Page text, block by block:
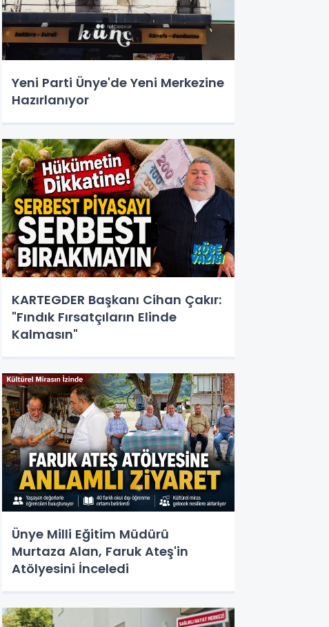
Yeni Parti Ünye'de Yeni Merkezine
Hazırlanıyor
KARTEGDER Başkanı Cihan Çakır:
"Fındık Fırsatçıların Elinde
Kalmasın"
Ünye Milli Eğitim Müdürü
Murtaza Alan, Faruk Ateş'in
Atölyesini İnceledi